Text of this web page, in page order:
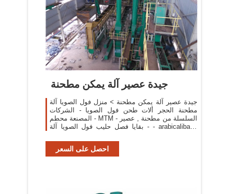
جيدة عصير آلة يمكن مطحنة
جيدة عصير آلة يمكن مطحنة > منزل فول الصويا آلة
مطحنة الحجر ألات طحن فول الصويا - الشركات
المصنعة محطم - MTM السلسلة من مطحنة , عصير -
- بقايا فصل حليب فول الصويا آلة - arabicalibaba
احصل على السعر